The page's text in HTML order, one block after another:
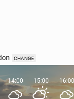
CHANGE
14:00 15:00 16:00